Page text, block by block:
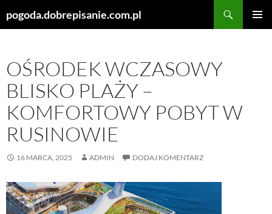
pogoda.dobrepisanie.com.pl
OŚRODEK WCZASOWY
BLISKO PLAŻY –
KOMFORTOWY POBYT W
RUSINOWIE
16 MARCA, 2025 ADMIN DODAJ KOMENTARZ